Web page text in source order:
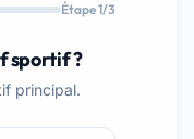
Étape 1/3
sportif ?
principal.